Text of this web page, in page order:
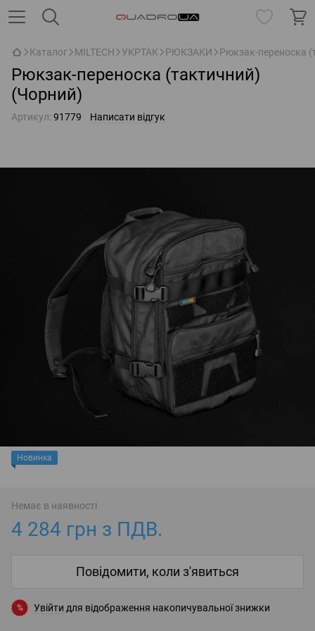
Каталог MILTECH УКРТАК РЮКЗАКИ Рюкзак-переноска
Рюкзак-переноска (тактичний)
(Чорний)
Артикул: 91779 Написати відгук
Новинка
Немає в наявності
4 284 грн з ПДВ.
Повідомити, коли з'явиться
% Увійти для відображення накопичувальної знижки